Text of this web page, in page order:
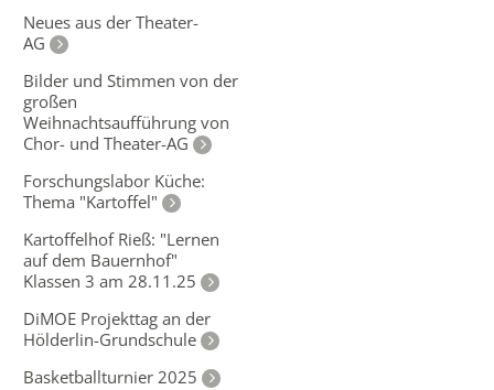
Neues aus der Theater-
AG
Bilder und Stimmen von der
großen
Weihnachtsaufführung von
Chor- und Theater-AG
Forschungslabor Küche:
Thema "Kartoffel"
Kartoffelhof Rieß: "Lernen
auf dem Bauernhof"
Klassen 3 am 28.11.25
DiMOE Projekttag an der
Hölderlin-Grundschule
Basketballturnier 2025